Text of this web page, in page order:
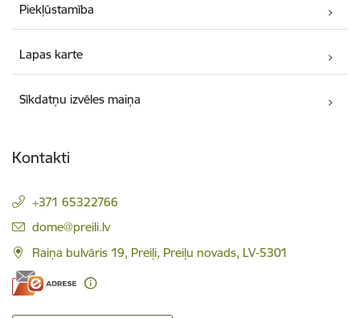
Piekļūstamība
Lapas karte
Sīkdatņu izvēles maiņa
Kontakti
+371 65322766
E-pasts:
dome@preili.lv
Raiņa bulvāris 19, Preiļi, Preiļu novads, LV-5301